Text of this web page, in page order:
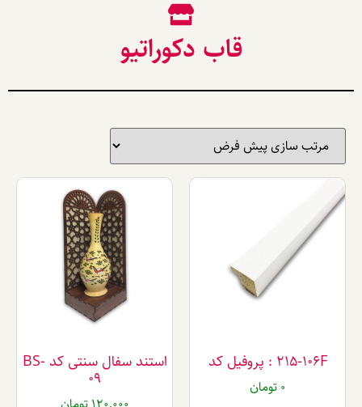
قاب دکوراتیو
استند سفال سنتی کد BS-